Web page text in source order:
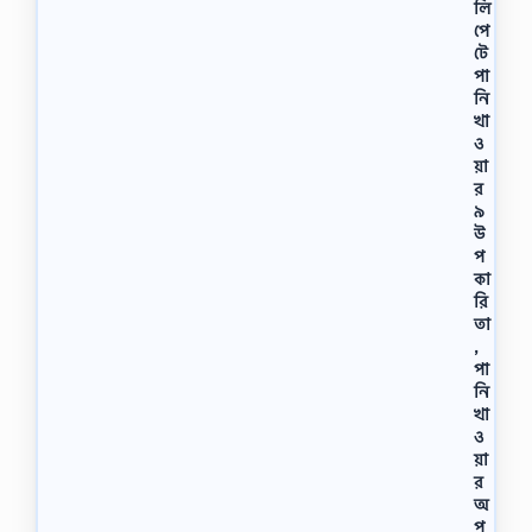
লি
পে
টে
পা
নি
খা
ও
য়া
র
৯
উ
প
কা
রি
তা
,
পা
নি
খা
ও
য়া
র
অ
প